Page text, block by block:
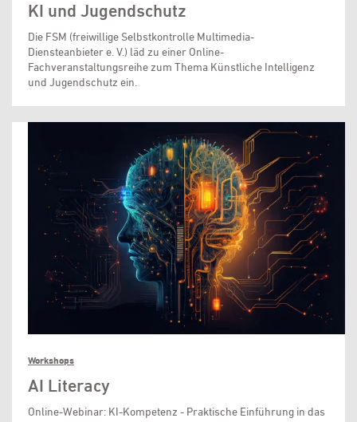
KI und Jugendschutz
Die FSM (freiwillige Selbstkontrolle Multimedia-
Diensteanbieter e. V.) läd zu einer Online-
Fachveranstaltungsreihe zum Thema Künstliche Intelligenz
und Jugendschutz ein.
Workshops
AI Literacy
Online-Webinar: KI-Kompetenz - Praktische Einführung in das